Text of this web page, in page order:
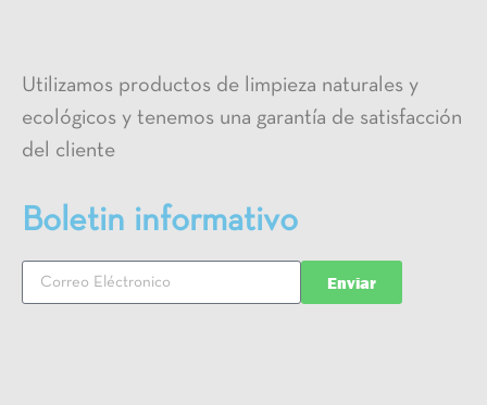
Utilizamos productos de limpieza naturales y
ecológicos y tenemos una garantía de satisfacción
del cliente
Boletin informativo
Enviar